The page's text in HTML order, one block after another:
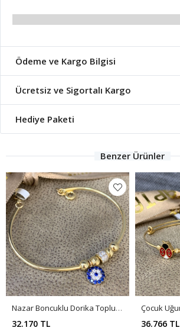
Ödeme ve Kargo Bilgisi
Ücretsiz ve Sigortalı Kargo
Hediye Paketi
Benzer Ürünler
Nazar Boncuklu Dorika Toplu Çocuk Bileklik Ç00023
32.170 TL 36.766 TL